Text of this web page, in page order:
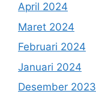
April 2024
Maret 2024
Februari 2024
Januari 2024
Desember 2023